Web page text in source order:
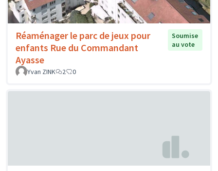
Réaménager le parc de jeux pour
enfants Rue du Commandant
Ayasse
Soumise
au vote
Yvan ZINK 2 0